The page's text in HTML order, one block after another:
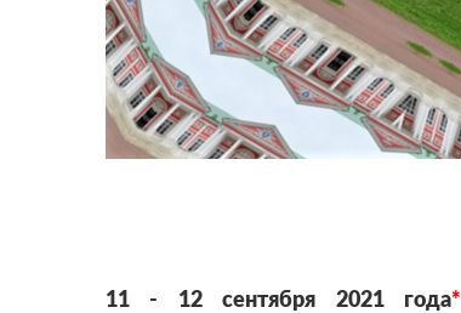
11 - 12 сентября 2021 года*